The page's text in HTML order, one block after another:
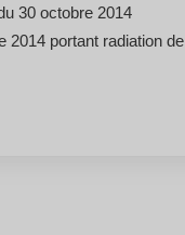
30 octobre 2014
2014 portant radiation de